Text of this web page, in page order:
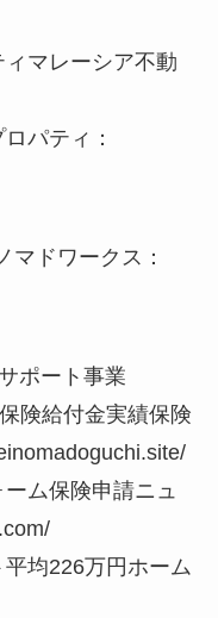
マレーシア不動
パティ：
マドワークス：
ポート事業
険給付金実績保険
ム保険申請ニュ
均226万円ホーム